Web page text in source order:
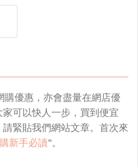
購優惠，亦會盡量在網店優
可以快人一步，買到便宜
緊貼我們網站文章。首次來
新手必讀"。